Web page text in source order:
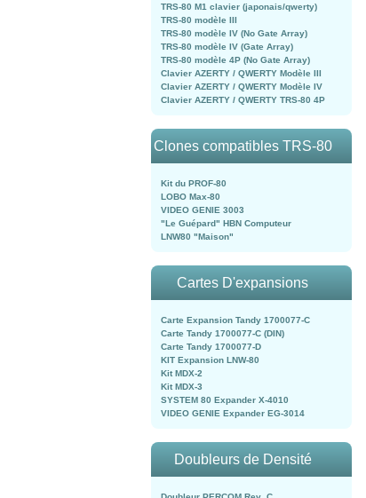
TRS-80 M1 clavier (japonais/qwerty)
TRS-80 modèle III
TRS-80 modèle IV (No Gate Array)
TRS-80 modèle IV (Gate Array)
TRS-80 modèle 4P (No Gate Array)
Clavier AZERTY / QWERTY Modèle III
Clavier AZERTY / QWERTY Modèle IV
Clavier AZERTY / QWERTY TRS-80 4P
Clones compatibles TRS-80
Kit du PROF-80
LOBO Max-80
VIDEO GENIE 3003
"Le Guépard" HBN Computeur
LNW80 "Maison"
Cartes D'expansions
Carte Expansion Tandy 1700077-C
Carte Tandy 1700077-C (DIN)
Carte Tandy 1700077-D
KIT Expansion LNW-80
Kit MDX-2
Kit MDX-3
SYSTEM 80 Expander X-4010
VIDEO GENIE Expander EG-3014
Doubleurs de Densité